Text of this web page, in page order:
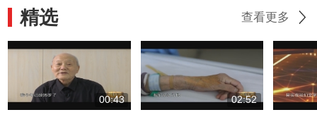
精选 查看更多
00:43 02:52